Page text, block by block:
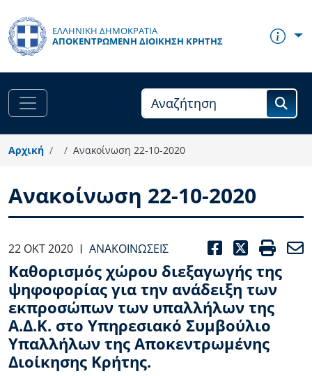
ΕΛΛΗΝΙΚΗ ΔΗΜΟΚΡΑΤΙΑ
ΑΠΟΚΕΝΤΡΩΜΈΝΗ ΔΙΟΊΚΗΣΗ ΚΡΉΤΗΣ
Αρχική Ανακοίνωση 22-10-2020
Ανακοίνωση 22-10-2020
22 ΟΚΤ 2020 | ΑΝΑΚΟΙΝΏΣΕΙΣ
Καθορισμός χώρου διεξαγωγής της
ψηφοφορίας για την ανάδειξη των
εκπροσώπων των υπαλλήλων της
Α.Δ.Κ. στο Υπηρεσιακό Συμβούλιο
Υπαλλήλων της Αποκεντρωμένης
Διοίκησης Κρήτης.